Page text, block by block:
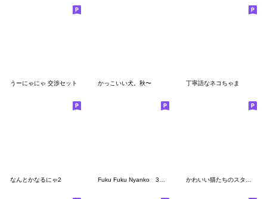
うーにゃにゃ 交渉セット かっこいい犬。秋〜 丁寧語なネコちゃま
なんとかなるにゃ2